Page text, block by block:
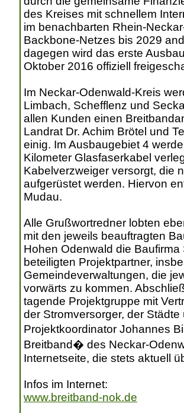
des Kreises mit schnellem
im benachbarten Rhein-
Backbone-Netzes bis 2029
dagegen wird das erste
Oktober 2016 offiziell
Im Neckar-Odenwald-Kreis
Limbach, Schefflenz und
allen Kunden einen
Landrat Dr. Achim Brötel und
einig. Im Ausbaugebiet 4
Kilometer Glasfaserkabel
Kabelverzweiger versorgt, die
aufgerüstet werden. Hiervon
Mudau.
Alle Grußwortredner lobten
mit den jeweils beauftragten
Hohen Odenwald die
beteiligten Projektpartner,
Gemeindeverwaltungen, die
vorwärts zu kommen.
tagende Projektgruppe mit
der Stromversorger, der
Projektkoordinator Johannes
Breitband� des Neckar-
Internetseite, die stets aktuell
Infos im Internet:
www.breitband-nok.de